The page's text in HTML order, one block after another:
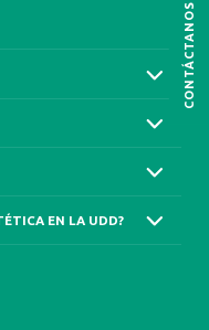
CONTÁCTANOS
EN LA UDD?